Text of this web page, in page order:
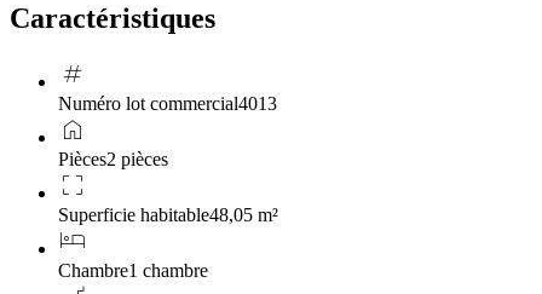
Caractéristiques
tag
Numéro lot commercial4013
home
Pièces2 pièces
crop_free
Superficie habitable48,05 m²
hotel
Chambre1 chambre